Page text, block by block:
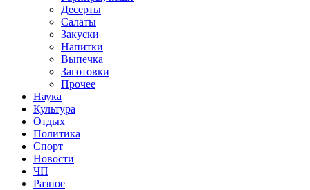
Десерты
Салаты
Закуски
Напитки
Выпечка
Заготовки
Прочее
Наука
Культура
Отдых
Политика
Спорт
Новости
ЧП
Разное